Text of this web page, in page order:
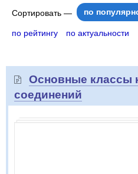
Сортировать — по
по рейтингу по актуальности
Основные классы
соединений